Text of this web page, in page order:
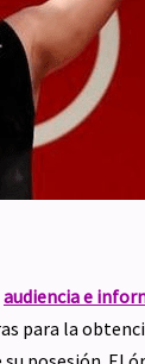
audiencia e
para la